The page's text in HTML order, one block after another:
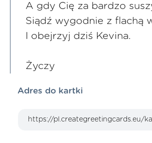
A gdy Cię za bardzo
Siądź wygodnie z flachą
I obejrzyj dziś Kevina.
Życzy
Adres do kartki